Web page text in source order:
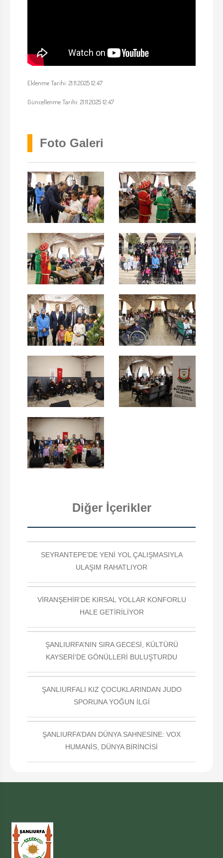
Eklenme Tarihi: 21.11.2025 12:47
Güncellenme Tarihi: 21.11.2025 12:47
Foto Galeri
Diğer İçerikler
SEYRANTEPE’DE YENİ YOL ÇALIŞMASIYLA
ULAŞIM RAHATLIYOR
VİRANŞEHİR’DE KIRSAL YOLLAR KONFORLU
HALE GETİRİLİYOR
ŞANLIURFA’NIN SIRA GECESİ, KÜLTÜRÜ
KAYSERİ’DE GÖNÜLLERİ BULUŞTURDU
ŞANLIURFALI KIZ ÇOCUKLARINDAN JUDO
SPORUNA YOĞUN İLGİ
ŞANLIURFA’DAN DÜNYA SAHNESİNE: VOX
HUMANİS, DÜNYA BİRİNCİSİ